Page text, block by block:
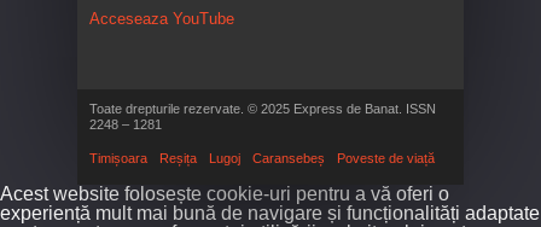
Acceseaza YouTube
Toate drepturile rezervate. © 2025 Express de Banat. ISSN
2248 – 1281
Timișoara Reșița Lugoj Caransebeș Poveste de viață
Acest website folosește cookie-uri pentru a vă oferi o
experiență mult mai bună de navigare și funcționalități adaptate